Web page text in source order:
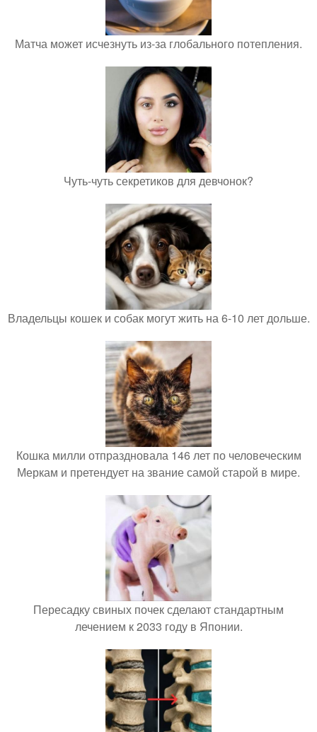
Матча может исчезнуть из-за глобального потепления.
Чуть-чуть секретиков для девчонок?
Владельцы кошек и собак могут жить на 6-10 лет дольше.
Кошка милли отпраздновала 146 лет по человеческим
Меркам и претендует на звание самой старой в мире.
Пересадку свиных почек сделают стандартным
лечением к 2033 году в Японии.